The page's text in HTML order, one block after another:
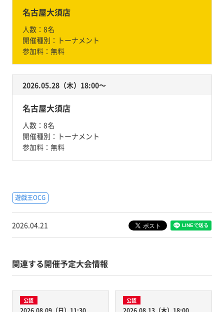
名古屋大須店
人数： 8名
開催種別： トーナメント
参加料： 無料
2026.05.28（木）18:00〜
名古屋大須店
人数： 8名
開催種別： トーナメント
参加料： 無料
遊戯王OCG
2026.04.21
関連する開催予定大会情報
公認 公認